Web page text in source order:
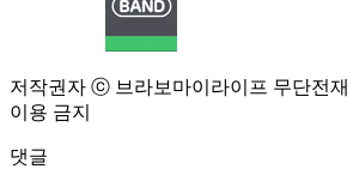
저작권자 ⓒ 브라보마이라이프 무단전
이용 금지
댓글